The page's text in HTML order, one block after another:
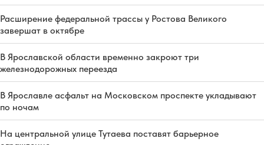
Расширение федеральной трассы у Ростова Великого
завершат в октябре
В Ярославской области временно закроют три
железнодорожных переезда
В Ярославле асфальт на Московском проспекте укладывают
по ночам
На центральной улице Тутаева поставят барьерное